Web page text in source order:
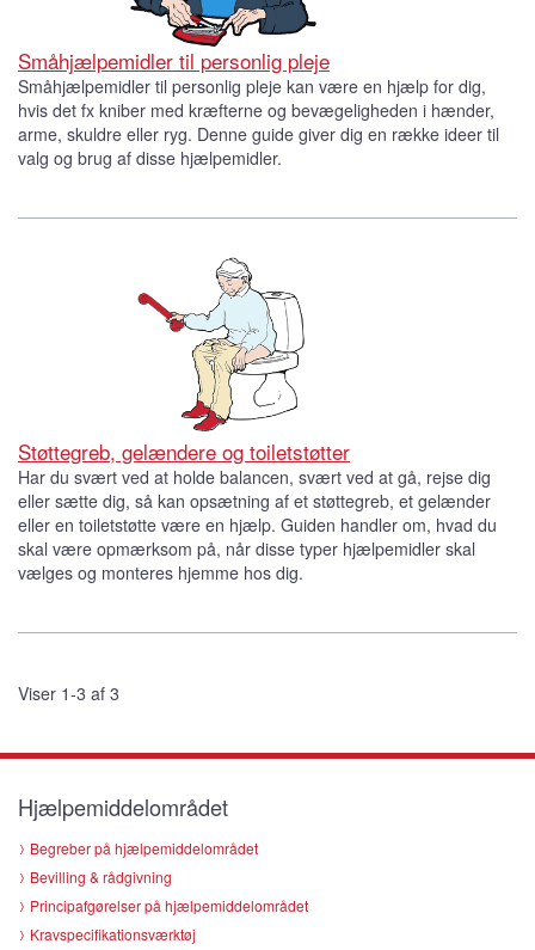
Småhjælpemidler til personlig pleje
Småhjælpemidler til personlig pleje kan være en hjælp for dig,
hvis det fx kniber med kræfterne og bevægeligheden i hænder,
arme, skuldre eller ryg. Denne guide giver dig en række ideer til
valg og brug af disse hjælpemidler.
Støttegreb, gelændere og toiletstøtter
Har du svært ved at holde balancen, svært ved at gå, rejse dig
eller sætte dig, så kan opsætning af et støttegreb, et gelænder
eller en toiletstøtte være en hjælp. Guiden handler om, hvad du
skal være opmærksom på, når disse typer hjælpemidler skal
vælges og monteres hjemme hos dig.
Viser 1-3 af 3
Hjælpemiddelområdet
Begreber på hjælpemiddelområdet
Bevilling & rådgivning
Principafgørelser på hjælpemiddelområdet
Kravspecifikationsværktøj